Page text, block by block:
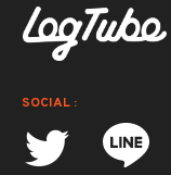
SOCIAL :